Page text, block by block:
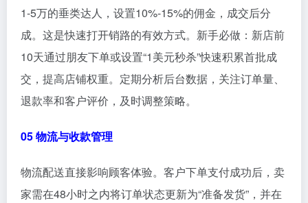
1-5万的垂类达人，设置10%-15%的佣金，成交后分
成。这是快速打开销路的有效方式。新手必做：新店前
10天通过朋友下单或设置“1美元秒杀”快速积累首批成
交，提高店铺权重。定期分析后台数据，关注订单量、
退款率和客户评价，及时调整策略。
05 物流与收款管理
物流配送直接影响顾客体验。客户下单支付成功后，卖
家需在48小时之内将订单状态更新为“准备发货”，并在